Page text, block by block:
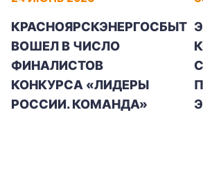
КРАСНОЯРСКЭНЕРГОСБЫТ
ВОШЕЛ В ЧИСЛО
ФИНАЛИСТОВ
КОНКУРСА «ЛИДЕРЫ
РОССИИ. КОМАНДА»